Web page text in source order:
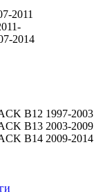
2011
2014
B12 1997-2003
B13 2003-2009
B14 2009-2014